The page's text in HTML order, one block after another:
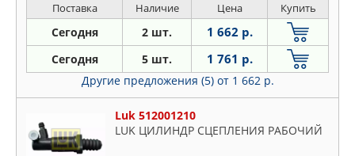
Поставка Наличие Цена Купить
Сегодня 2 шт. 1 662 р.
Сегодня 5 шт. 1 761 р.
Другие предложения (5) от 1 662 р.
Luk 512001210
LUK ЦИЛИНДР СЦЕПЛЕНИЯ РАБОЧИЙ